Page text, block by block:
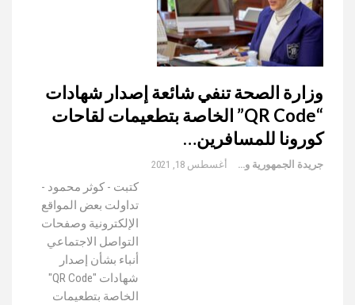
وزارة الصحة تنفي شائعة إصدار شهادات
“QR Code” الخاصة بتطعيمات لقاحات
كورونا للمسافرين…
جريدة الجمهورية والعالم أغسطس 18, 2021
كتبت - كوثر محمود -
تداولت بعض المواقع
الإلكترونية وصفحات
التواصل الاجتماعي
أنباء بشأن إصدار
شهادات "QR Code"
الخاصة بتطعيمات